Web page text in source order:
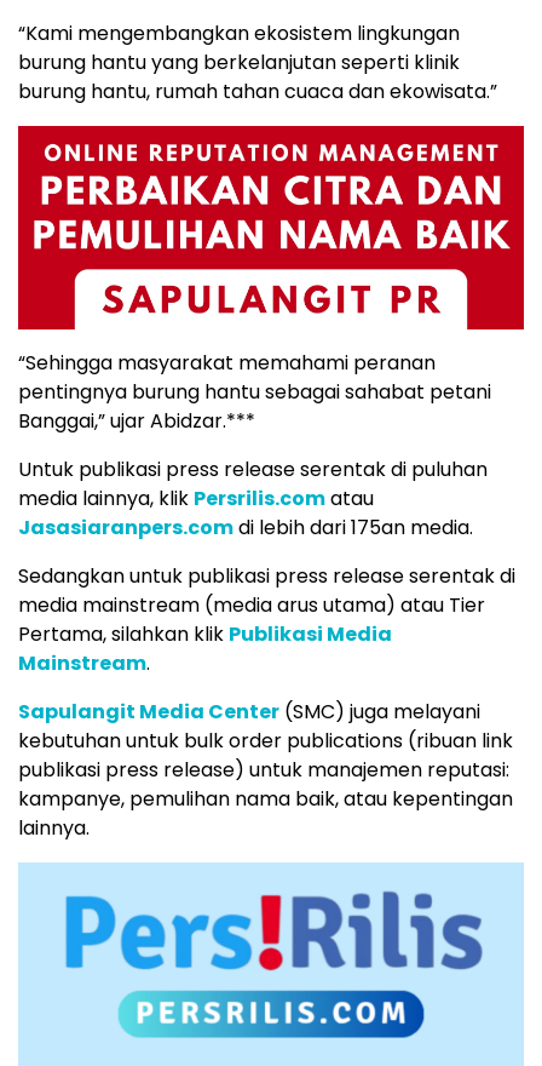
“Kami mengembangkan ekosistem lingkungan
burung hantu yang berkelanjutan seperti klinik
burung hantu, rumah tahan cuaca dan ekowisata.”
“Sehingga masyarakat memahami peranan
pentingnya burung hantu sebagai sahabat petani
Banggai,” ujar Abidzar.***
Untuk publikasi press release serentak di puluhan
media lainnya, klik Persrilis.comatau
Jasasiaranpers.comdi lebih dari 175an media.
Sedangkan untuk publikasi press release serentak di
media mainstream (media arus utama) atau Tier
Pertama, silahkan klik Publikasi Media
Mainstream.
Sapulangit Media Center (SMC) juga melayani
kebutuhan untuk bulk order publications (ribuan link
publikasi press release) untuk manajemen reputasi:
kampanye, pemulihan nama baik, atau kepentingan
lainnya.